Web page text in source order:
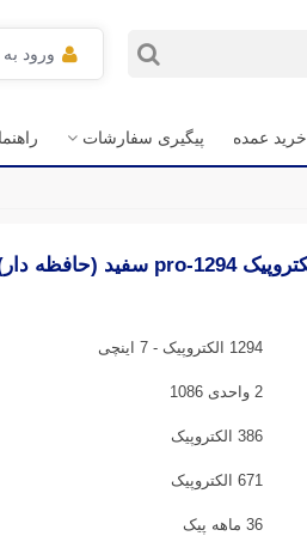
ورود
خرید عمده پیگیری سفارشات
1294 الکتروپیک - 7 اینچی
2 واحدی 1086
386 الکتروپیک
671 الکتروپیک
36 ماهه پیک